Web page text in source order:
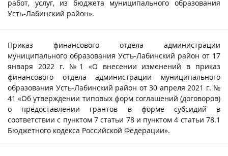
работ, услуг, из бюджета муниципального образования
Усть-Лабинский район».
Приказ финансового отдела администрации
муниципального образования Усть-Лабинский район от 17
января 2022 г. №1 «О внесении изменений в приказ
финансового отдела администрации муниципального
образования Усть-Лабинский район от 30 апреля 2021 г. №
41 «Об утверждении типовых форм соглашений (договоров)
о предоставлении грантов в форме субсидий в
соответствии с пунктом 7 статьи 78 и пунктом 4 статьи 78.1
Бюджетного кодекса Российской Федерации».